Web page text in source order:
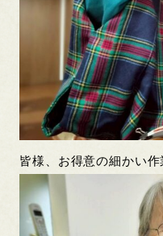
皆様、お得意の細かい作